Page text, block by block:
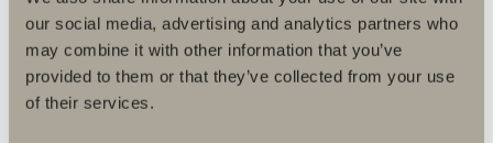
our social media, advertising and analytics partners who
may combine it with other information that you’ve
provided to them or that they’ve collected from your use
of their services.